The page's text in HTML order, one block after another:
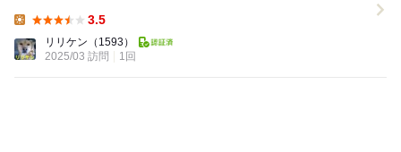
3.5
リリケン （1593）
2025/03 訪問
1回